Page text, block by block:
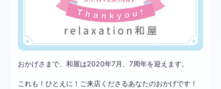
おかげさまで、和屋は2020年7月、7周年を迎えます。
これも！ひとえに！ご来店くださるあなたのおかげです！